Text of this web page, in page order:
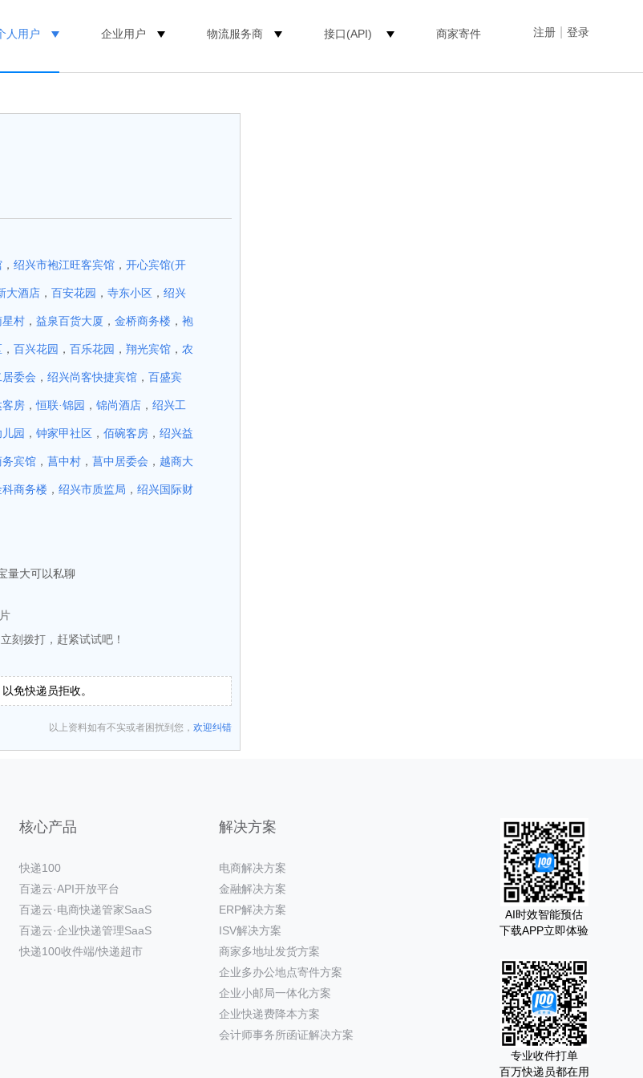
注册 登录
人用户 企业用户 物流服务商 接口(API) 商家寄件
， 绍兴市袍江旺客宾馆 ， 开心宾馆(开
大酒店 ， 百安花园 ， 寺东小区 ， 绍兴
星村 ， 益泉百货大厦 ， 金桥商务楼 ， 袍
， 百兴花园 ， 百乐花园 ， 翔光宾馆 ， 农
委会 ， 绍兴尚客快捷宾馆 ， 百盛宾
客房 ，恒联·锦园 ， 锦尚酒店 ， 绍兴工
园 ， 钟家甲社区 ， 佰碗客房 ， 绍兴益
宾馆 ， 菖中村 ， 菖中居委会 ， 越商大
科商务楼 ， 绍兴市质监局 ， 绍兴国际财
量大可以私聊
刻拨打，赶紧试试吧！
免快递员拒收。
以上资料如有不实或者困扰到您， 欢迎纠错
核心产品
快递100
百递云·API开放平台
百递云·电商快递管家SaaS
百递云·企业快递管理SaaS
快递100收件端/快递超市
解决方案
电商解决方案
金融解决方案
ERP解决方案
ISV解决方案
商家多地址发货方案
企业多办公地点寄件方案
企业小邮局一体化方案
企业快递费降本方案
会计师事务所函证解决方案
AI时效智能预估
下载APP立即体验
专业收件打单
百万快递员都在用